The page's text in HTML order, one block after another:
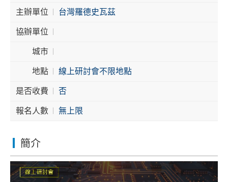
主辦單位
台灣羅德史瓦茲
協辦單位
城市
地點
線上研討會不限地點
是否收費
否
報名人數
無上限
簡介